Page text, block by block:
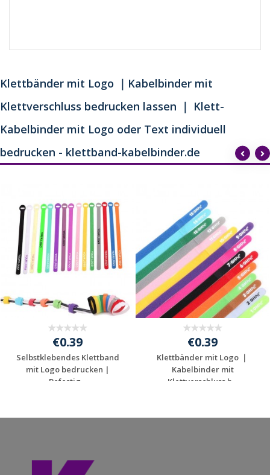
Klettbänder mit Logo ｜Kabelbinder mit
Klettverschluss bedrucken lassen ｜ Klett-
Kabelbinder mit Logo oder Text individuell
bedrucken - klettband-kabelbinder.de
€0.39
Selbstklebendes Klettband
mit Logo bedrucken |
Befestig...
€0.39
Klettbänder mit Logo ｜
Kabelbinder mit
Klettverschluss b...